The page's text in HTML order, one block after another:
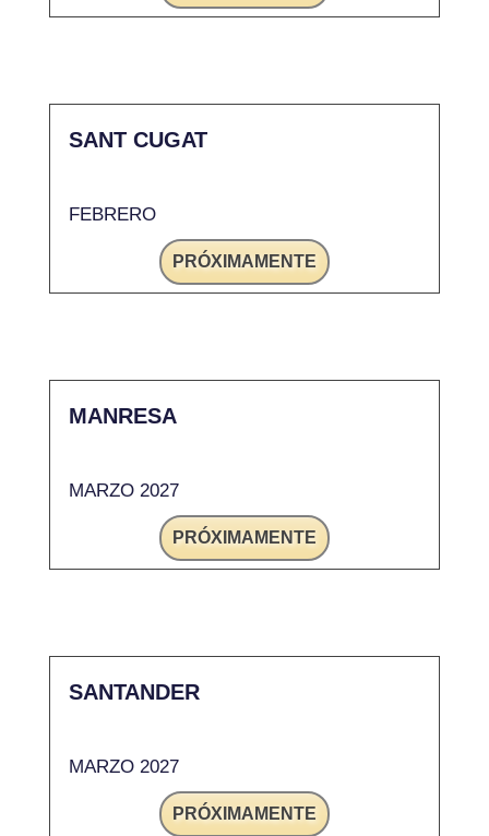
SANT CUGAT
FEBRERO
PRÓXIMAMENTE
MANRESA
MARZO 2027
PRÓXIMAMENTE
SANTANDER
MARZO 2027
PRÓXIMAMENTE